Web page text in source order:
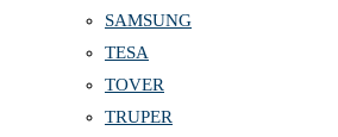
SAMSUNG
TESA
TOVER
TRUPER